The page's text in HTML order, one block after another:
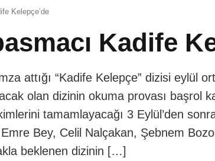
Kelepçe’de
Kadife
attığı “Kadife Kelepçe” dizisi eylül
olan dizinin okuma provası başrol
tamamlayacağı 3 Eylül’den
Bey, Celil Nalçakan, Şebnem
beklenen dizinin […]